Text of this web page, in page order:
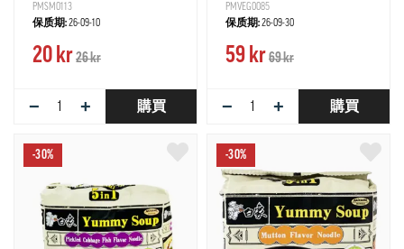
PMSM0113
保质期:26-09-10
20 kr26 kr
− + 購買
PMVEG0085
保质期:26-09-30
59 kr69 kr
− + 購買
-30% -30%